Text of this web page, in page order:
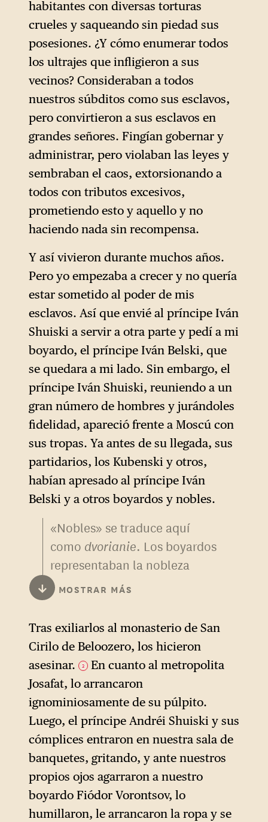
habitantes con diversas torturas
crueles y saqueando sin piedad sus
posesiones. ¿Y cómo enumerar todos
los ultrajes que infligieron a sus
vecinos? Consideraban a todos
nuestros súbditos como sus esclavos,
pero convirtieron a sus esclavos en
grandes señores. Fingían gobernar y
administrar, pero violaban las leyes y
sembraban el caos, extorsionando a
todos con tributos excesivos,
prometiendo esto y aquello y no
haciendo nada sin recompensa.
Y así vivieron durante muchos años.
Pero yo empezaba a crecer y no quería
estar sometido al poder de mis
esclavos. Así que envié al príncipe Iván
Shuiski a servir a otra parte y pedí a mi
boyardo, el príncipe Iván Belski, que
se quedara a mi lado. Sin embargo, el
príncipe Iván Shuiski, reuniendo a un
gran número de hombres y jurándoles
fidelidad, apareció frente a Moscú con
sus tropas. Ya antes de su llegada, sus
partidarios, los Kubenski y otros,
habían apresado al príncipe Iván
Belski y a otros boyardos y nobles.
«Nobles» se traduce aquí
como dvorianie. Los boyardos
representaban la nobleza
hereditaria, los
nueva clase de nobles
ennoblecidos por sus
servicios civiles o militares y a
los que Iván favorecía.
↓ MOSTRAR MÁS
Tras exiliarlos al monasterio de San
Cirilo de Beloozero, los hicieron
asesinar.
3 En cuanto al metropolita
Josafat, lo arrancaron
ignominiosamente de su púlpito.
Luego, el príncipe Andréi Shuiski y sus
cómplices entraron en nuestra sala de
banquetes, gritando, y ante nuestros
propios ojos agarraron a nuestro
boyardo Fiódor Vorontsov, lo
humillaron, le arrancaron la ropa y se